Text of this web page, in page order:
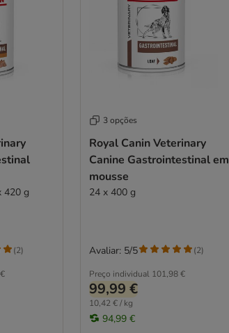
420 g
(2)
3 opções
Royal Canin Veterinary
Canine Gastrointestinal em
mousse
24 x 400 g
Preço individual 101,98 €
99,99 €
10,42 € / kg
94,99 €
Avaliar: 5/5 (2)